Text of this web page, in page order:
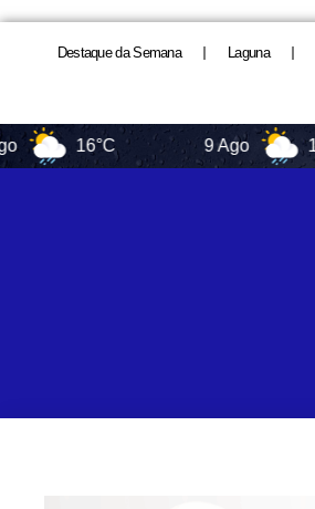
Destaque da Semana Laguna
16°C 9 Ago 16°C